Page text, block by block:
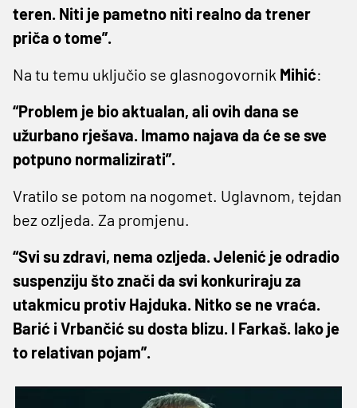
teren. Niti je pametno niti realno da trener
priča o tome”.
Na tu temu uključio se glasnogovornik Mihić:
“Problem je bio aktualan, ali ovih dana se
užurbano rješava. Imamo najava da će se sve
potpuno normalizirati”.
Vratilo se potom na nogomet. Uglavnom, tejdan
bez ozljeda. Za promjenu.
“Svi su zdravi, nema ozljeda. Jelenić je odradio
suspenziju što znači da svi konkuriraju za
utakmicu protiv Hajduka. Nitko se ne vraća.
Barić i Vrbančić su dosta blizu. I Farkaš. Iako je
to relativan pojam”.